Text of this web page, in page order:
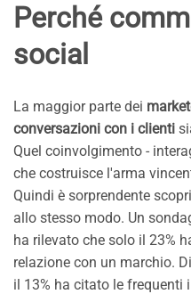
Perché
social
La maggior parte dei
conversazioni con i clienti
Quel coinvolgimento -
che costruisce l'arma
Quindi è sorprendente
allo stesso modo. Un
ha rilevato che solo il 23%
relazione con un marchio.
il 13% ha citato le